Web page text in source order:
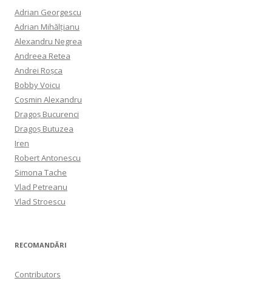
Adrian Georgescu
Adrian Mihălțianu
Alexandru Negrea
Andreea Retea
Andrei Roșca
Bobby Voicu
Cosmin Alexandru
Dragoș Bucurenci
Dragoș Butuzea
Iren
Robert Antonescu
Simona Tache
Vlad Petreanu
Vlad Stroescu
RECOMANDĂRI
Contributors